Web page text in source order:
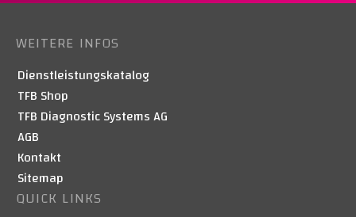
WEITERE INFOS
Dienstleistungskatalog
TFB Shop
TFB Diagnostic Systems AG
AGB
Kontakt
Sitemap
QUICK LINKS